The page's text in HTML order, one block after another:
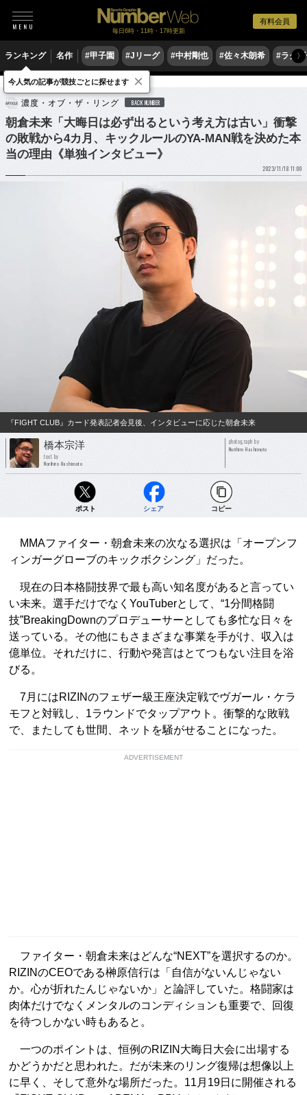
有料会員
毎日6時・11時・17時更新
ランキング 名作 #甲子園 #Jリーグ #中村剛也 #佐々木朗希 #ラグ〉
格闘技 その他
濃度・オブ・ザ・リング BACK NUMBER
朝倉未来「大晦日は必ず出るという考え方は古い」衝撃
の敗戦から4カ月、キックルールのYA-MAN戦を決めた本
当の理由《単独インタビュー》
2023/11/18 11:00
『FIGHT CLUB』カード発表記者会見後、インタビューに応じた朝倉未来
橋本宗洋
text by
Norihiro Hashimoto
photograph by
Norihiro Hashimoto
ポスト シェア コピー
MMAファイター・朝倉未来の次なる選択は「オープンフ
ィンガーグローブのキックボクシング」だった。
現在の日本格闘技界で最も高い知名度があると言ってい
い未来。選手だけでなくYouTuberとして、“1分間格闘
技”BreakingDownのプロデューサーとしても多忙な日々を
送っている。その他にもさまざまな事業を手がけ、収入は
億単位。それだけに、行動や発言はとてつもない注目を浴
びる。
7月にはRIZINのフェザー級王座決定戦でヴガール・ケラ
モフと対戦し、1ラウンドでタップアウト。衝撃的な敗戦
で、またしても世間、ネットを騒がせることになった。
ADVERTISEMENT
ファイター・朝倉未来はどんな“NEXT”を選択するのか。
RIZINのCEOである榊原信行は「自信がないんじゃない
か。心が折れたんじゃないか」と論評していた。格闘家は
肉体だけでなくメンタルのコンディションも重要で、回復
を待つしかない時もあると。
一つのポイントは、恒例のRIZIN大晦日大会に出場する
かどうかだと思われた。だが未来のリング復帰は想像以上
に早く、そして意外な場所だった。11月19日に開催される
今人気の記事が競技ごとに探せます ×